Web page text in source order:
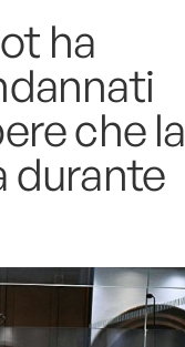
ha
che la
durante